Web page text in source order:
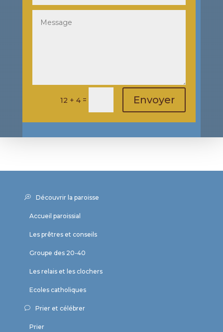
12 + 4 = Envoyer
Découvrir la paroisse
Accueil paroissial
Les prêtres et conseils
Groupe des 20-40
Les relais et les clochers
Ecoles catholiques
Prier et célébrer
Prier